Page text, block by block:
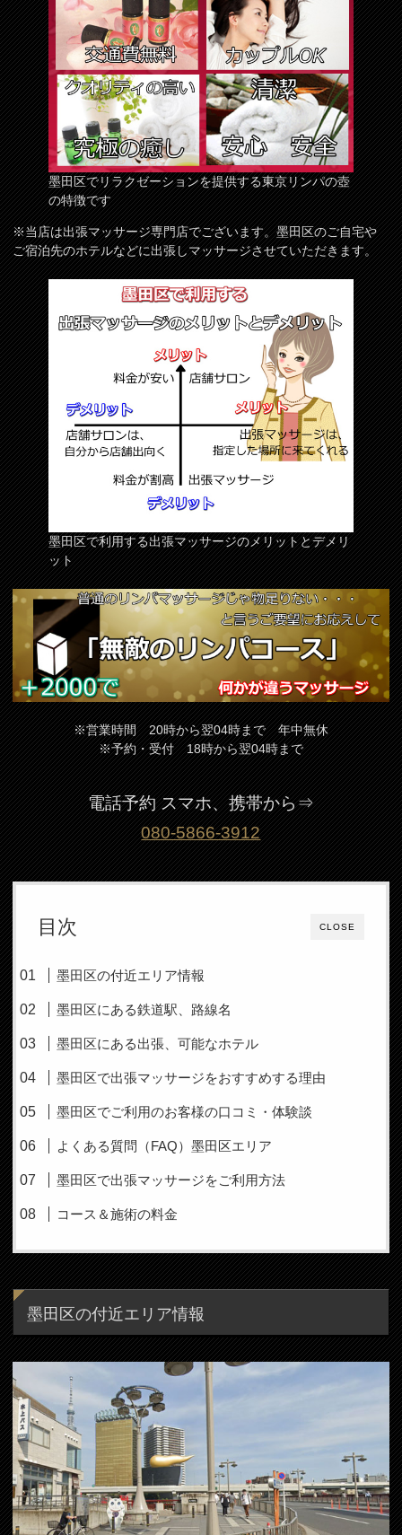
墨田区でリラクゼーションを提供する東京リンパの壺
の特徴です
※当店は出張マッサージ専門店でございます。墨田区のご自宅や
ご宿泊先のホテルなどに出張しマッサージさせていただきます。
墨田区で利用する出張マッサージのメリットとデメリ
ット
※営業時間 20時から翌04時まで 年中無休
※予約・受付 18時から翌04時まで
電話予約 スマホ、携帯から⇒
080-5866-3912
CLOSE
目次
墨田区の付近エリア情報
墨田区にある鉄道駅、路線名
墨田区にある出張、可能なホテル
墨田区で出張マッサージをおすすめする理由
墨田区でご利用のお客様の口コミ・体験談
よくある質問（FAQ）墨田区エリア
墨田区で出張マッサージをご利用方法
コース＆施術の料金
墨田区の付近エリア情報